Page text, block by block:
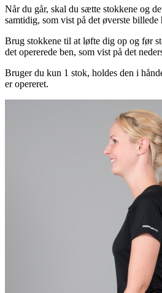
Når du går, skal du sætte stokkene og
samtidig, som vist på det øverste billede
Brug stokkene til at løfte dig op og før
det opererede ben, som vist på det
Bruger du kun 1 stok, holdes den i
er opereret.